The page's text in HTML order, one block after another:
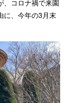
、コロナ禍で来園
に、今年の3月末